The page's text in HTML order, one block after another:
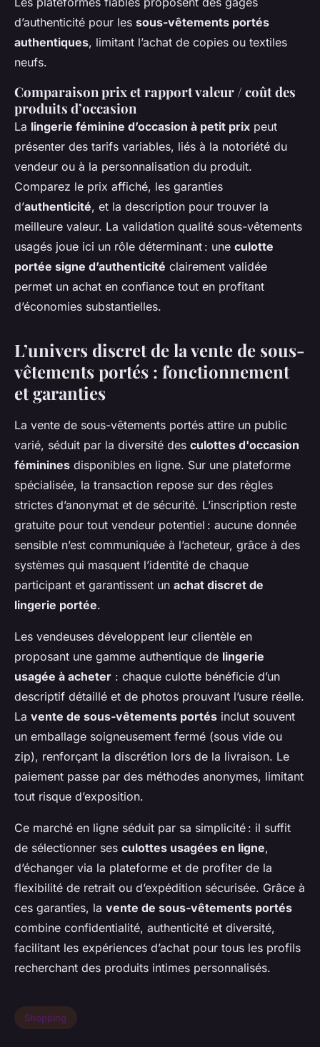
d’authenticité pour les sous-vêtements portés
authentiques, limitant l’achat de copies ou textiles
neufs.
Comparaison prix et rapport valeur / coût des
produits d’occasion
La lingerie féminine d’occasion à petit prix peut
présenter des tarifs variables, liés à la notoriété du
vendeur ou à la personnalisation du produit.
Comparez le prix affiché, les garanties
d’authenticité, et la description pour trouver la
meilleure valeur. La validation qualité sous-vêtements
usagés joue ici un rôle déterminant : une culotte
portée signe d’authenticité clairement validée
permet un achat en confiance tout en profitant
d’économies substantielles.
L’univers discret de lavente de sous-
vêtements portés : fonctionnement
et garanties
La vente de sous-vêtements portés attire un public
varié, séduit par la diversité des culottes d'occasion
féminines disponibles en ligne. Sur une plateforme
spécialisée, la transaction repose sur des règles
strictes d’anonymat et de sécurité. L’inscription reste
gratuite pour tout vendeur potentiel : aucune donnée
sensible n’est communiquée à l’acheteur, grâce à des
systèmes qui masquent l’identité de chaque
participant et garantissent un achat discret de
lingerie portée.
Les vendeuses développent leur clientèle en
proposant une gamme authentique de lingerie
usagée à acheter : chaque culotte bénéficie d’un
descriptif détaillé et de photos prouvant l’usure réelle.
La vente de sous-vêtements portés inclut souvent
un emballage soigneusement fermé (sous vide ou
zip), renforçant la discrétion lors de la livraison. Le
paiement passe par des méthodes anonymes, limitant
tout risque d’exposition.
Ce marché en ligne séduit par sa simplicité : il suffit
de sélectionner ses culottes usagées en ligne,
d’échanger via la plateforme et de profiter de la
flexibilité de retrait ou d’expédition sécurisée. Grâce à
ces garanties, la vente de sous-vêtements portés
combine confidentialité, authenticité et diversité,
facilitant les expériences d’achat pour tous les profils
recherchant des produits intimes personnalisés.
Shopping